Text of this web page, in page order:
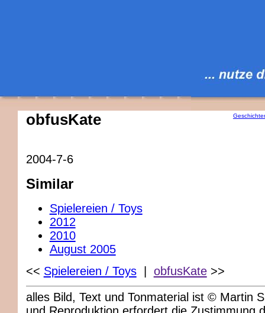
obfusKate
2004-7-6
Similar
Spielereien / Toys
2012
2010
August 2005
<< Spielereien / Toys| obfusKate>>
alles Bild, Text und Tonmaterial ist © Martin